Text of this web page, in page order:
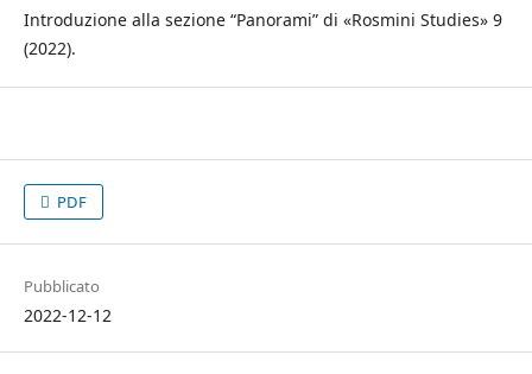
Introduzione alla sezione “Panorami” di «Rosmini Studies» 9
(2022).
PDF
Pubblicato
2022-12-12